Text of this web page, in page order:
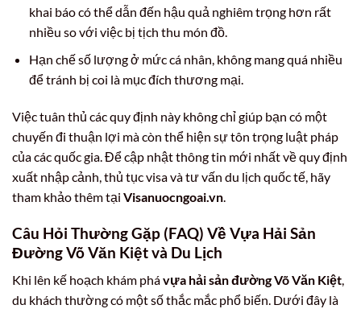
khai báo có thể dẫn đến hậu quả nghiêm trọng hơn rất
nhiều so với việc bị tịch thu món đồ.
Hạn chế số lượng ở mức cá nhân, không mang quá nhiều
để tránh bị coi là mục đích thương mại.
Việc tuân thủ các quy định này không chỉ giúp bạn có một
chuyến đi thuận lợi mà còn thể hiện sự tôn trọng luật pháp
của các quốc gia. Để cập nhật thông tin mới nhất về quy định
xuất nhập cảnh, thủ tục visa và tư vấn du lịch quốc tế, hãy
tham khảo thêm tại Visanuocngoai.vn.
Câu Hỏi Thường Gặp (FAQ) Về Vựa Hải Sản
Đường Võ Văn Kiệt và Du Lịch
Khi lên kế hoạch khám phávựa hải sản đường Võ Văn Kiệt,
du khách thường có một số thắc mắc phổ biến. Dưới đây là